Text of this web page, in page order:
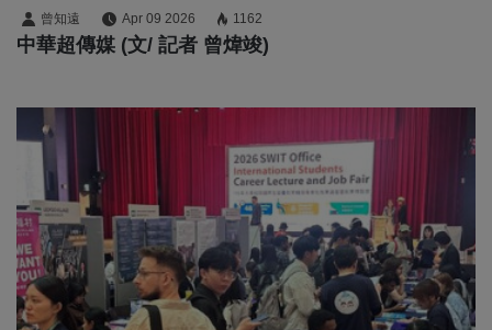
視野迎戰全球變局
曾知遠 Apr 09 2026 1162
中華超傳媒 (文/ 記者 曾煒竣)